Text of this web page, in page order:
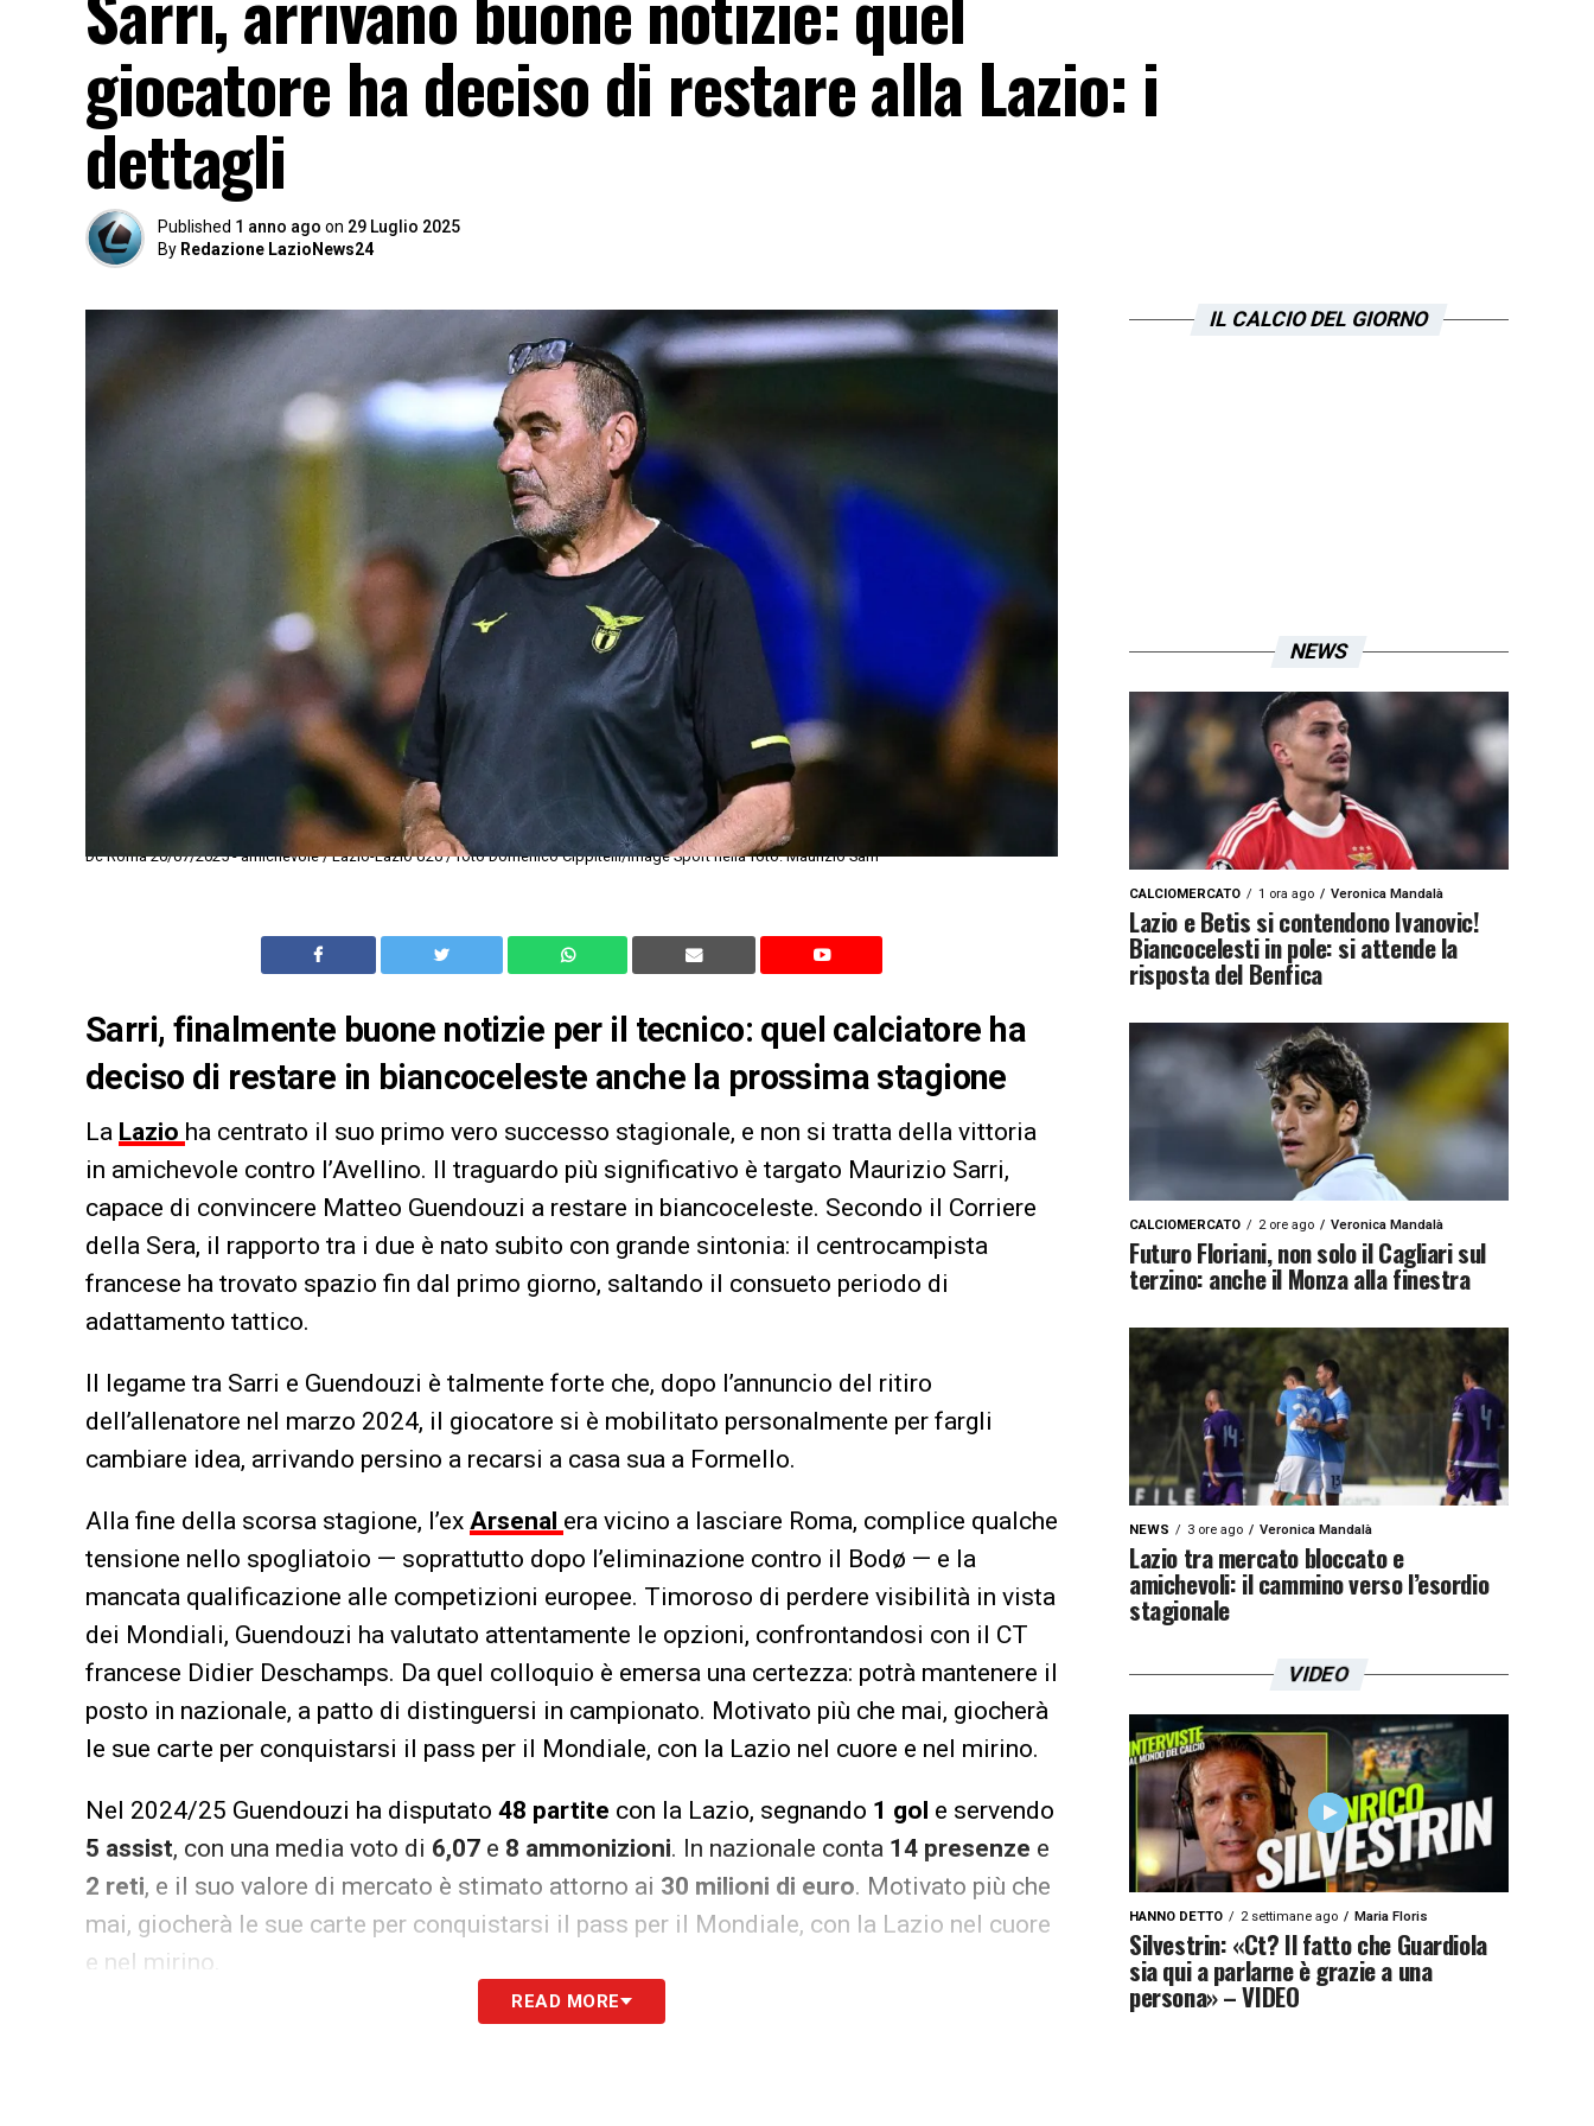
giocatore ha deciso di restare alla Lazio: i
dettagli
Published 1 anno ago on 29 Luglio 2025
By Redazione LazioNews24
Dc Roma 20/07/2025 - amichevole / Lazio-Lazio U20 / foto Domenico Cippitelli/Image Sport nella foto: Maurizio Sarri
Sarri, finalmente buone notizie per il tecnico: quel calciatore ha
deciso di restare in biancoceleste anche la prossima stagione
La Lazio ha centrato il suo primo vero successo stagionale, e non si tratta della vittoria
in amichevole contro l’Avellino. Il traguardo più significativo è targato Maurizio Sarri,
capace di convincere Matteo Guendouzi a restare in biancoceleste. Secondo il Corriere
della Sera, il rapporto tra i due è nato subito con grande sintonia: il centrocampista
francese ha trovato spazio fin dal primo giorno, saltando il consueto periodo di
adattamento tattico.
Il legame tra Sarri e Guendouzi è talmente forte che, dopo l’annuncio del ritiro
dell’allenatore nel marzo 2024, il giocatore si è mobilitato personalmente per fargli
cambiare idea, arrivando persino a recarsi a casa sua a Formello.
Alla fine della scorsa stagione, l’ex Arsenal era vicino a lasciare Roma, complice qualche
tensione nello spogliatoio — soprattutto dopo l’eliminazione contro il Bodø — e la
mancata qualificazione alle competizioni europee. Timoroso di perdere visibilità in vista
dei Mondiali, Guendouzi ha valutato attentamente le opzioni, confrontandosi con il CT
francese Didier Deschamps. Da quel colloquio è emersa una certezza: potrà mantenere il
posto in nazionale, a patto di distinguersi in campionato. Motivato più che mai, giocherà
le sue carte per conquistarsi il pass per il Mondiale, con la Lazio nel cuore e nel mirino.
Nel 2024/25 Guendouzi ha disputato 48 partite con la Lazio, segnando 1 gol e servendo
5 assist, con una media voto di 6,07 e 8 ammonizioni. In nazionale conta 14 presenze e
2 reti, e il suo valore di mercato è stimato attorno ai 30 milioni di euro. Motivato più che
mai, giocherà le sue carte per conquistarsi il pass per il Mondiale, con la Lazio nel cuore
e nel mirino.
READ MORE
IL CALCIO DEL GIORNO
NEWS
CALCIOMERCATO 1 ora ago Veronica Mandalà
Lazio e Betis si contendono Ivanovic!
Biancocelesti in pole: si attende la
risposta del Benfica
CALCIOMERCATO 2 ore ago Veronica Mandalà
Futuro Floriani, non solo il Cagliari sul
terzino: anche il Monza alla finestra
NEWS 3 ore ago Veronica Mandalà
Lazio tra mercato bloccato e
amichevoli: il cammino verso l’esordio
stagionale
VIDEO
HANNO DETTO 2 settimane ago Maria Floris
Silvestrin: «Ct? Il fatto che Guardiola
sia qui a parlarne è grazie a una
persona» – VIDEO